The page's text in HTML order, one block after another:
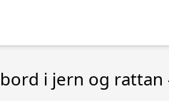
i jern og rattan